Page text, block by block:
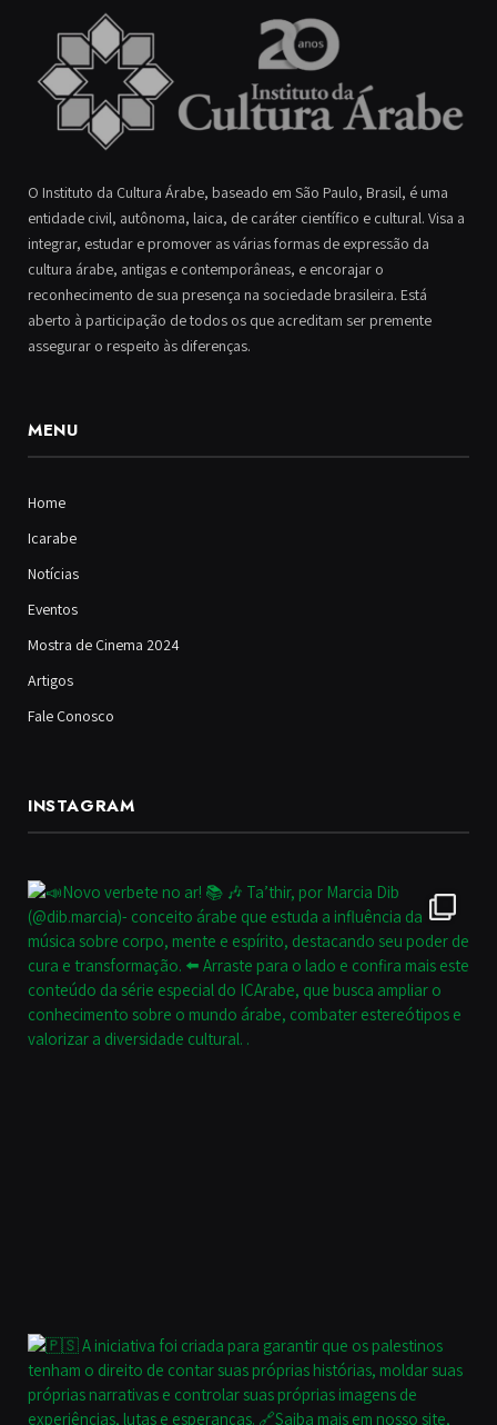
O Instituto da Cultura Árabe, baseado em São Paulo, Brasil, é uma
entidade civil, autônoma, laica, de caráter científico e cultural. Visa a
integrar, estudar e promover as várias formas de expressão da
cultura árabe, antigas e contemporâneas, e encorajar o
reconhecimento de sua presença na sociedade brasileira. Está
aberto à participação de todos os que acreditam ser premente
assegurar o respeito às diferenças.
MENU
Home
Icarabe
Notícias
Eventos
Mostra de Cinema 2024
Artigos
Fale Conosco
INSTAGRAM